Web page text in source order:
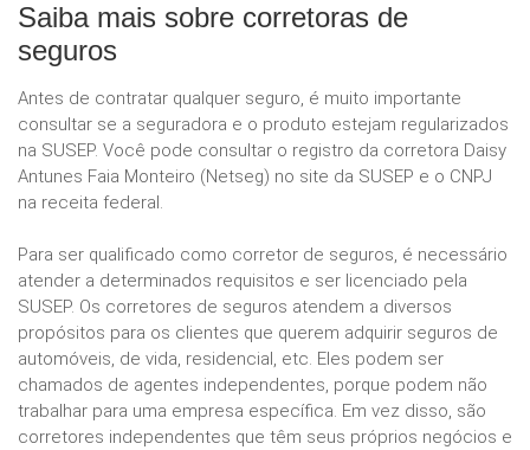
Saiba mais sobre corretoras de
seguros
Antes de contratar qualquer seguro, é muito importante
consultar se a seguradora e o produto estejam regularizados
na SUSEP. Você pode consultar o registro da corretora Daisy
Antunes Faia Monteiro (Netseg) no site da SUSEP e o CNPJ
na receita federal.
Para ser qualificado como corretor de seguros, é necessário
atender a determinados requisitos e ser licenciado pela
SUSEP. Os corretores de seguros atendem a diversos
propósitos para os clientes que querem adquirir seguros de
automóveis, de vida, residencial, etc. Eles podem ser
chamados de agentes independentes, porque podem não
trabalhar para uma empresa específica. Em vez disso, são
corretores independentes que têm seus próprios negócios e